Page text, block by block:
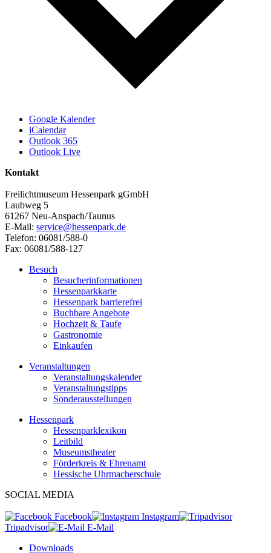
Google Kalender
iCalendar
Outlook 365
Outlook Live
Kontakt
Freilichtmuseum Hessenpark gGmbH
Laubweg 5
61267 Neu-Anspach/Taunus
E-Mail: service@hessenpark.de
Telefon: 06081/588-0
Fax: 06081/588-127
Besuch
Besucherinformationen
Hessenparkkarte
Hessenpark barrierefrei
Buchbare Angebote
Hochzeit & Taufe
Gastronomie
Einkaufen
Veranstaltungen
Veranstaltungskalender
Veranstaltungstipps
Sonderausstellungen
Hessenpark
Hessenparklexikon
Leitbild
Museumstheater
Förderkreis & Ehrenamt
Hessische Uhrmacherschule
SOCIAL MEDIA
Facebook
Instagram
Tripadvisor
E-Mail
Downloads